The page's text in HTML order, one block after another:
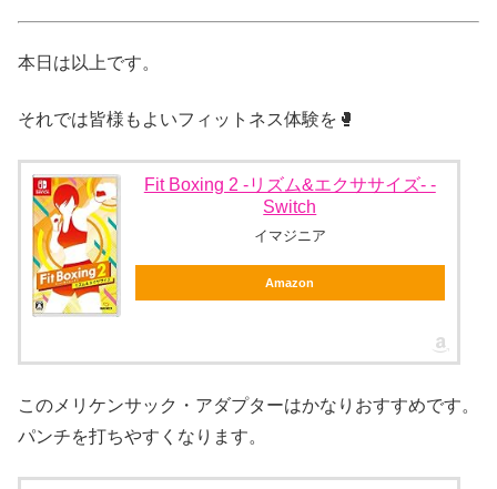
本日は以上です。
それでは皆様もよいフィットネス体験を🥊
Fit Boxing 2 -リズム&エクササイズ- -
Switch
イマジニア
Amazon
このメリケンサック・アダプターはかなりおすすめです。
パンチを打ちやすくなります。